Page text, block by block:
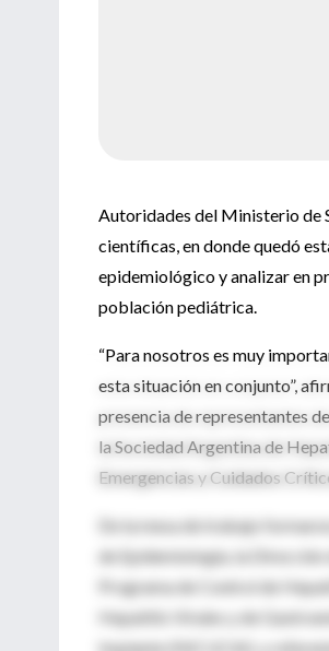
Autoridades del Ministerio de
científicas, en donde quedó
epidemiológico y analizar en
población pediátrica.
“Para nosotros es muy
esta situación en conjunto”,
presencia de representantes
la Sociedad Argentina de
Emergencias y Cuidados
De la mesa de trabajo
de Epidemiología, la
Programa de Control de
Hepatitis Virales y de
Implante (INCUCAI), y